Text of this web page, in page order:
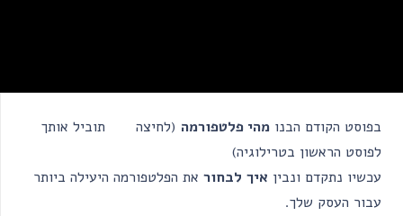
בפוסט הקודם הבנו מהי פלטפורמה (לחיצה
תוביל אותך
לפוסט הראשון בטרילוגיה)
עכשיו נתקדם ונבין איך לבחור את הפלטפורמה היעילה ביותר
עבור העסק שלך.